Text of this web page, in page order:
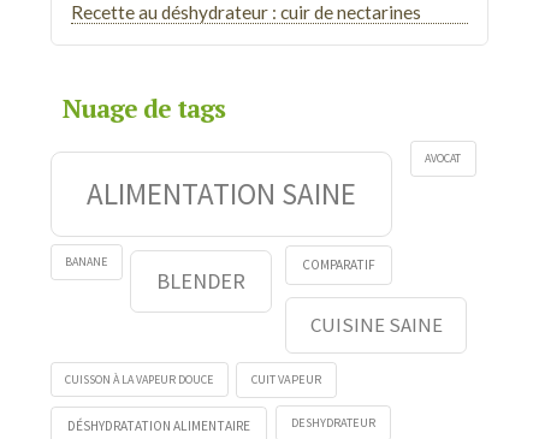
Recette au déshydrateur : cuir de nectarines
Nuage de tags
ALIMENTATION SAINE
AVOCAT
BANANE
BLENDER
COMPARATIF
CUISINE SAINE
CUISSON À LA VAPEUR DOUCE CUIT VAPEUR
DÉSHYDRATATION ALIMENTAIRE DESHYDRATEUR